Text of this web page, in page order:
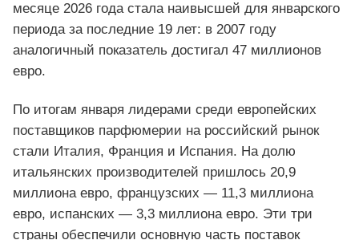
месяце 2026 года стала наивысшей для январского
периода за последние 19 лет: в 2007 году
аналогичный показатель достигал 47 миллионов
евро.
По итогам января лидерами среди европейских
поставщиков парфюмерии на российский рынок
стали Италия, Франция и Испания. На долю
итальянских производителей пришлось 20,9
миллиона евро, французских — 11,3 миллиона
евро, испанских — 3,3 миллиона евро. Эти три
страны обеспечили основную часть поставок